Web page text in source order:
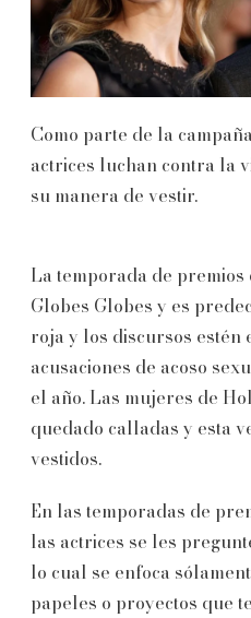
Como parte de la
actrices luchan contra la
su manera de vestir.
La temporada de
Globes Globes y es
roja y los discursos estén
acusaciones de acoso
el año. Las mujeres de
quedado calladas y esta
vestidos.
En las temporadas de
las actrices se les
lo cual se enfoca
papeles o proyectos que